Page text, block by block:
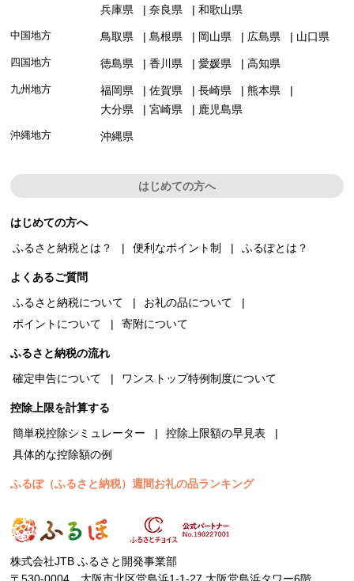
兵庫県
奈良県 和歌山県
中国地方 鳥取県 島根県 岡山県 広島県 山口県
四国地方 徳島県 香川県 愛媛県 高知県
九州地方 福岡県 佐賀県 長崎県
熊本県
大分県
宮崎県 鹿児島県
沖縄地方 沖縄県
はじめての方へ
はじめての方へ
ふるさと納税とは？
便利なポイント制 ふるぽとは？
よくあるご質問
ふるさと納税について
お礼の品について
ポイントについて
寄附について
ふるさと納税の流れ
確定申告について
ワンストップ特例制度について
控除上限を計算する
簡単税控除シミュレーター
控除上限額の早見表
具体的な控除額の例
ふるぽ（ふるさと納税）週間お礼の品ランキング
株式会社JTB ふるさと開発事業部